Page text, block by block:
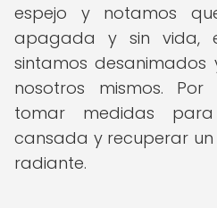
espejo y notamos
apagada y sin vida,
sintamos desanimados
nosotros mismos.
tomar medidas
cansada y recuperar
radiante.